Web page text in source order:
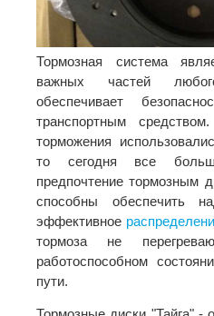
Тормозная система
важных частей
обеспечивает
транспортным
торможения
то сегодня все
предпочтение тормозным
способны обеспечить
эффективное
тормоза не
работоспособном
пути.